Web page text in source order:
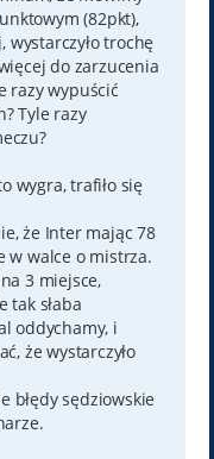
(82pkt),
wystarczyło trochę
do zarzucenia
razy wypuścić
Tyle razy
wygra, trafiło się
że Inter mając 78
w walce o mistrza.
3 miejsce,
tak słaba
oddychamy, i
że wystarczyło
błędy sędziowskie